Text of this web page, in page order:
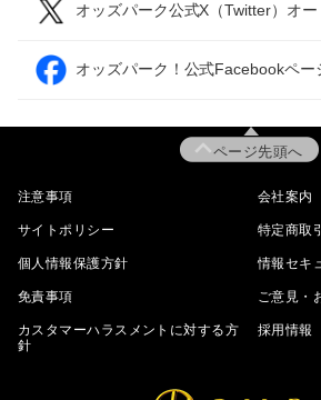
オッズパーク公式X（Twitter）オー
オッズパーク！公式Facebookペー
ページ先頭へ
注意事項 会社案内
サイトポリシー 特定商取
個人情報保護方針 情報セキ
免責事項 ご意見・
カスタマーハラスメントに対する方
針
採用情報